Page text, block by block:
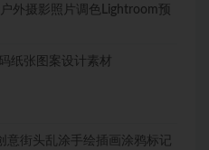
外摄影照片调色Lightroom预
纸张图案设计素材
意街头乱涂手绘插画涂鸦标记